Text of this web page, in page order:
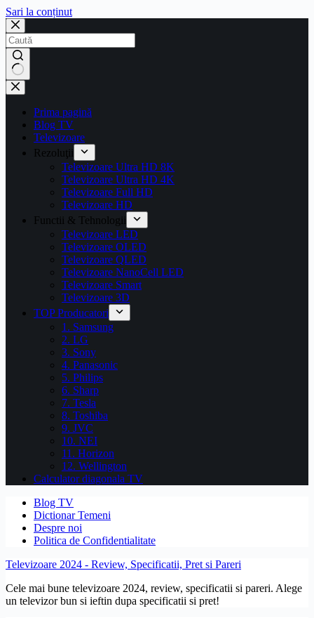
Sari la conținut
Prima pagină
Blog TV
Televizoare
Rezoluţii
Televizoare Ultra HD 8K
Televizoare Ultra HD 4K
Televizoare Full HD
Televizoare HD
Functii & Tehnologii
Televizoare LED
Televizoare OLED
Televizoare QLED
Televizoare NanoCell LED
Televizoare Smart
Televizoare 3D
TOP Producatori
1. Samsung
2. LG
3. Sony
4. Panasonic
5. Philips
6. Sharp
7. Tesla
8. Toshiba
9. JVC
10. NEI
11. Horizon
12. Wellington
Calculator diagonala TV
Blog TV
Dictionar Temeni
Despre noi
Politica de Confidentialitate
Televizoare 2024 - Review, Specificatii, Pret si Pareri
Cele mai bune televizoare 2024, review, specificatii si pareri. Alege
un televizor bun si ieftin dupa specificatii si pret!